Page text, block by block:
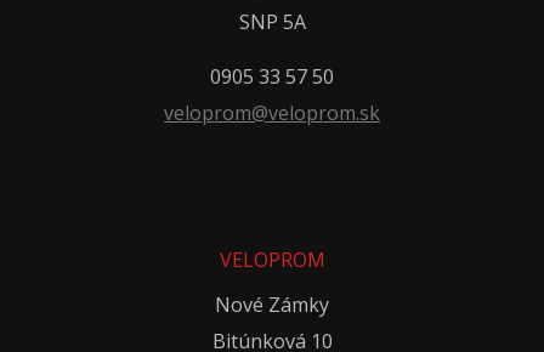
SNP 5A
0905 33 57 50
veloprom@veloprom.sk
VELOPROM
Nové Zámky
Bitúnková 10